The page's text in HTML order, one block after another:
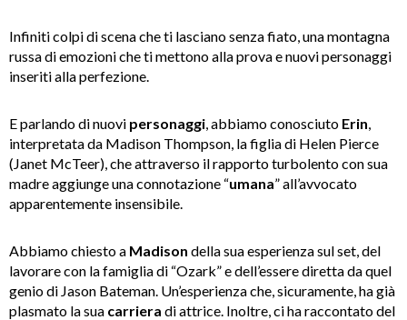
Infiniti colpi di scena che ti lasciano senza fiato, una montagna
russa di emozioni che ti mettono alla prova e nuovi personaggi
inseriti alla perfezione.
E parlando di nuovi personaggi , abbiamo conosciuto Erin
interpretata da Madison Thompson, la figlia di Helen Pierce
(Janet McTeer), che attraverso il rapporto turbolento con sua
madre aggiunge una connotazione “umana” all’avvocato
apparentemente insensibile.
Abbiamo chiesto a Madison della sua esperienza sul set, del
lavorare con la famiglia di “Ozark” e dell’essere diretta da quel
genio di Jason Bateman. Un’esperienza che, sicuramente, ha già
plasmato la sua carriera di attrice. Inoltre, ci ha raccontato del